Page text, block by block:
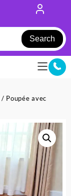
Search
/ Poupée avec